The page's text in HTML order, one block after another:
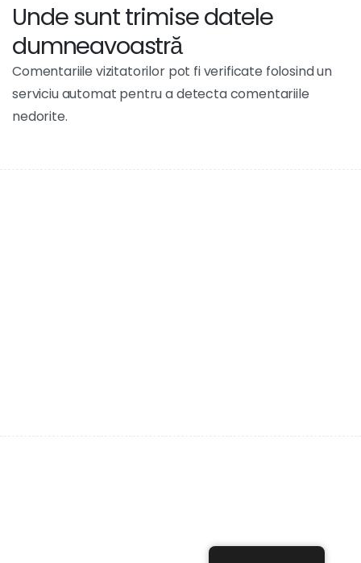
Unde sunt trimise datele
dumneavoastră
Comentariile vizitatorilor pot fi verificate folosind un
serviciu automat pentru a detecta comentariile
nedorite.